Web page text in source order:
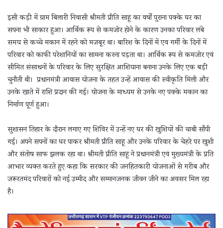
इसी कड़ी में ग्राम बिलारी निवासी श्रीमती प्रीति साहू का वर्षों पुराना पक्के घर का
सपना भी साकार हुआ। आर्थिक रूप से कमजोर होने के कारण उनका परिवार लंबे
समय से कच्चे मकान में रहने को मजबूर था। बारिश के दिनों में एव गर्मी के दिनों में
परिवार को काफी परेशानियों का सामना करना पड़ता था। आर्थिक रूप से कमजोर एवं
सीमित संसाधनों के परिवार के लिए सुरक्षित आशियाना बनाना उनके लिए एक बड़ी
चुनौती थी। प्रधानमंत्री आवास योजना के तहत उन्हें आवास की स्वीकृति मिली और
उनके खाते में राशि प्रदान की गई। योजना के माध्यम से उनके नए पक्के मकान का
निर्माण पूर्ण हुआ।
सुशासन तिहार के दौरान लगाए गए शिविर में उन्हें नए घर की खुशियों की चाबी सौंपी
गई। अपने सपनों का घर पाकर श्रीमती प्रीति साहू और उनके परिवार के चेहरे पर खुशी
और संतोष साफ झलक रहा था। श्रीमती प्रीति साहू ने प्रधानमंत्री एवं मुख्यमंत्री के प्रति
आभार व्यक्त करते हुए कहा कि सरकार की जनहितकारी योजनाओं से गरीब और
जरूरतमंद परिवारों को नई उम्मीद और सम्मानजनक जीवन जीने का अवसर मिल रहा
है।